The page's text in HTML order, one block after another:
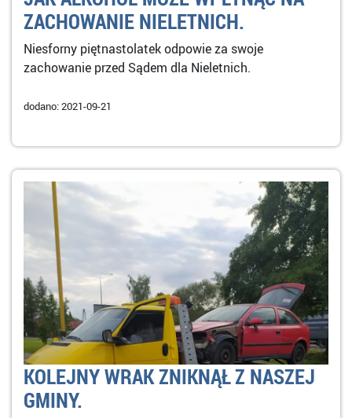
ZACHOWANIE NIELETNICH.
Niesforny piętnastolatek odpowie za swoje
zachowanie przed Sądem dla Nieletnich.
dodano: 2021-09-21
KOLEJNY WRAK ZNIKNĄŁ Z NASZEJ
GMINY.